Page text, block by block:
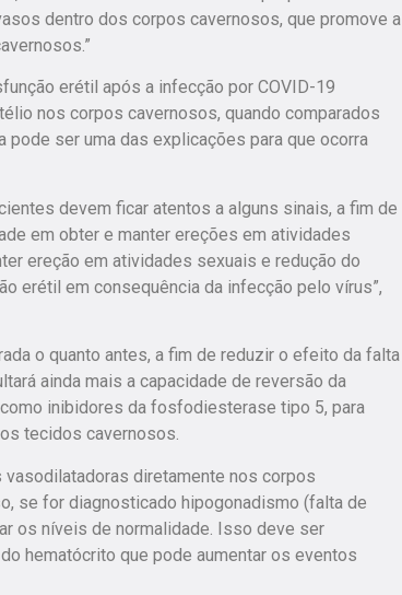
dentro dos corpos cavernosos, que promove a
erétil após a infecção por COVID-19
nos corpos cavernosos, quando comparados
ser uma das explicações para que ocorra
devem ficar atentos a alguns sinais, a fim de
em obter e manter ereções em atividades
ereção em atividades sexuais e redução do
erétil em consequência da infecção pelo vírus”,
o quanto antes, a fim de reduzir o efeito da falta
ainda mais a capacidade de reversão da
inibidores da fosfodiesterase tipo 5, para
tecidos cavernosos.
diretamente nos corpos
se for diagnosticado hipogonadismo (falta de
os níveis de normalidade. Isso deve ser
hematócrito que pode aumentar os eventos